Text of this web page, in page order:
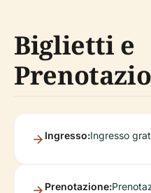
Biglietti e
Ingresso:Ingresso
Prenotazione: